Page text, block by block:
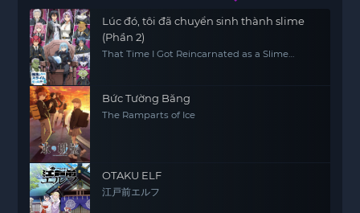
Lúc đó, tôi đã chuyển sinh thành slime
(Phần 2)
That Time I Got Reincarnated as a Slime
Bức Tường Băng
The Ramparts of Ice
OTAKU ELF
江戸前エルフ